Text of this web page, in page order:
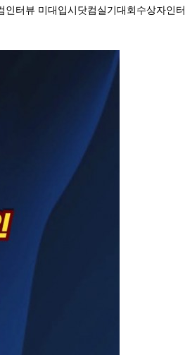
터뷰 미대입시닷컴실기대회수상자인터